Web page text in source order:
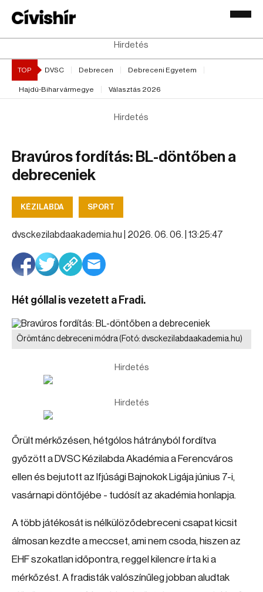
Hirdetés
TOP DVSC Debrecen Debreceni Egyetem
Hajdú-Bihar vármegye Választás 2026
Hirdetés
Bravúros fordítás: BL-döntőben a
debreceniek
KÉZILABDA SPORT
dvsckezilabdaakademia.hu | 2026. 06. 06. | 13:25:47
Hét góllal is vezetett a Fradi.
Örömtánc debreceni módra(Fotó: dvsckezilabdaakademia.hu)
Hirdetés
Hirdetés
Őrült mérkőzésen, hétgólos hátrányból fordítva
győzött a DVSC Kézilabda Akadémia a Ferencváros
ellen és bejutott az Ifjúsági Bajnokok Ligája június 7-i,
vasárnapi döntőjébe - tudósít az akadémia honlapja.
A több játékosát is nélkülöződebreceni csapat kicsit
álmosan kezdte a meccset, ami nem csoda, hiszen az
EHF szokatlan időpontra, reggel kilencre írta ki a
mérkőzést. A fradisták valószínűleg jobban aludtak